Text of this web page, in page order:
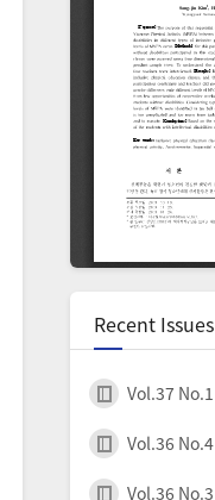
Recent Issues
Vol.37 No.1
Vol.36 No.4
Vol.36 No.3